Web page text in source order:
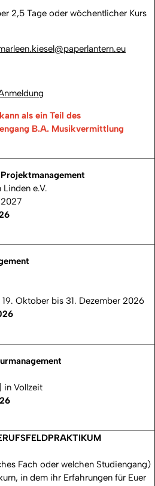
2,5 Tage oder wöchentlicher Kurs
als ein Teil des
B.A. Musikvermittlung
e.V.
Oktober bis 31. Dezember 2026
in Vollzeit
Fach oder welchen Studiengang)
in dem ihr Erfahrungen für Euer